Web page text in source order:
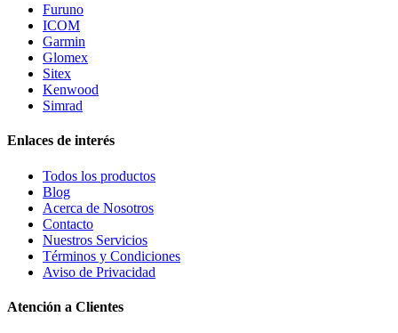
Furuno
ICOM
Garmin
Glomex
Sitex
Kenwood
Simrad
Enlaces de interés
Todos los productos
Blog
Acerca de Nosotros
Contacto
Nuestros Servicios
Términos y Condiciones
Aviso de Privacidad
Atención a Clientes